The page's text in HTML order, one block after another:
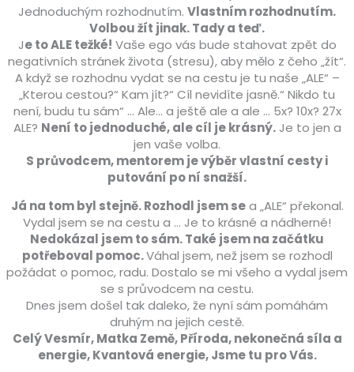
Jednoduchým rozhodnutím. Vlastním rozhodnutím.
Volbou žít jinak. Tady a teď.
Je to ALE težké! Vaše ego vás bude stahovat zpět do
negativních stránek života (stresu), aby mělo z čeho „žít“.
A když se rozhodnu vydat se na cestu je tu naše „ALE“ –
„Kterou cestou?“ Kam jít?“ Cíl nevidíte jasně.“ Nikdo tu
není, budu tu sám“ … Ale… a ještě ale a ale … 5x? 10x? 27x
ALE? Není to jednoduché, ale cíl je krásný.Je to jen a
jen vaše volba.
S průvodcem, mentorem je výběr vlastní cesty i
putování po ní snažší.
Já na tom byl stejně. Rozhodl jsem sea „ALE“ překonal.
Vydal jsem se na cestu a … Je to krásné a nádherné!
Nedokázal jsem to sám. Také jsem na začátku
potřeboval pomoc.Váhal jsem, než jsem se rozhodl
požádat o pomoc, radu. Dostalo se mi všeho a vydal jsem
se s průvodcem na cestu.
Dnes jsem došel tak daleko, že nyní sám pomáhám
druhým na jejich cestě.
Celý Vesmír, Matka Země, Příroda, nekonečná síla a
energie, Kvantová energie, Jsme tu pro Vás.